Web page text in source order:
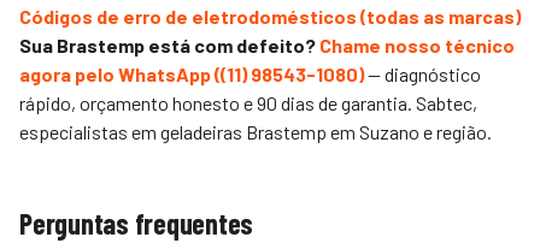
Códigos de erro de eletrodomésticos (todas as marcas)
Sua Brastemp está com defeito? Chame nosso técnico
agora pelo WhatsApp ((11) 98543-1080)— diagnóstico
rápido, orçamento honesto e 90 dias de garantia. Sabtec,
especialistas em geladeiras Brastemp em Suzano e região.
Perguntas frequentes